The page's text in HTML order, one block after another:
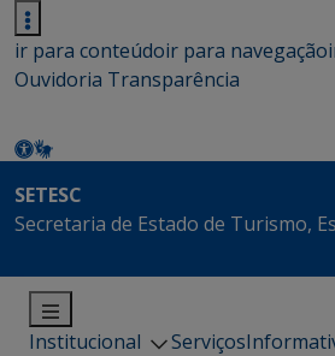
ir para conteúdoir para navegação
Ouvidoria Transparência
SETESC
Secretaria de Estado de Turismo,
Institucional Serviços